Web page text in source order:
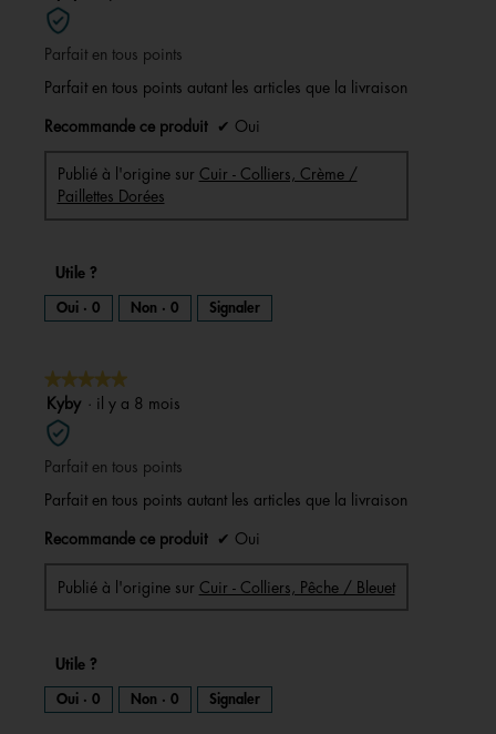
sur
5
étoiles.
Parfait en tous points
Parfait en tous points autant les articles que la livraison
Recommande ce produit ✔ Oui
Publié à l'origine sur Cuir - Colliers, Crème /
Paillettes Dorées
Utile ?
Oui · 0 Non · 0 Signaler
★★★★★
★★★★★
5
sur
5
étoiles.
Kyby · il y a 8 mois
Parfait en tous points
Parfait en tous points autant les articles que la livraison
Recommande ce produit ✔ Oui
Publié à l'origine sur Cuir - Colliers, Pêche / Bleuet
Utile ?
Oui · 0 Non · 0 Signaler